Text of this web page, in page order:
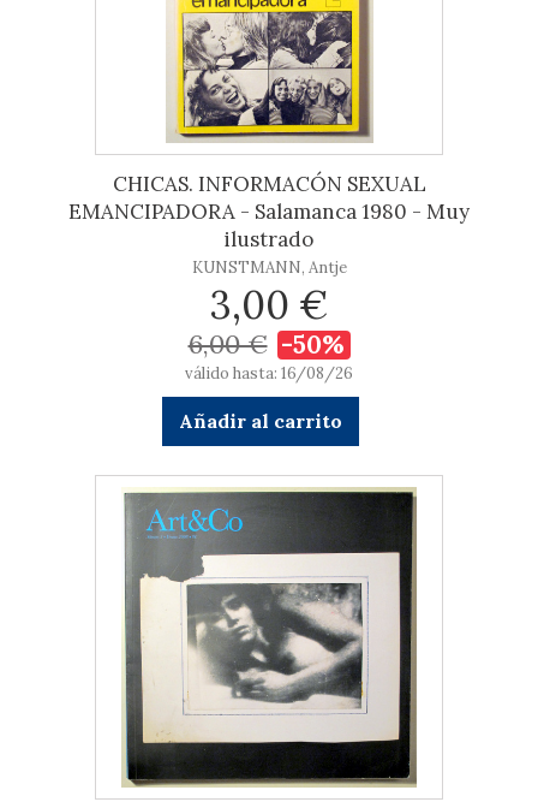
CHICAS. INFORMACÓN SEXUAL
EMANCIPADORA - Salamanca 1980 - Muy
ilustrado
KUNSTMANN, Antje
3,00 €
6,00 € -50%
válido hasta: 16/08/26
Añadir al carrito